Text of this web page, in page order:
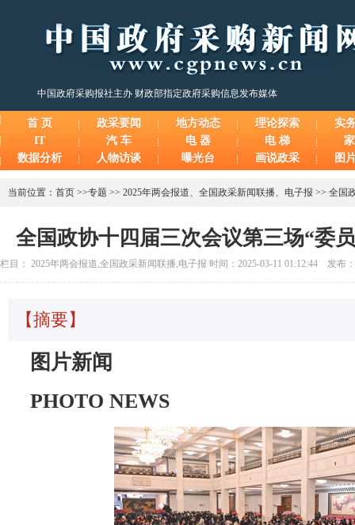
中国政府采购报社主办 财政部指定政府采购信息发布媒体
首 页 政采要闻 地方动态 理论探索
实
IT
汽 车 电 器 电 梯
数据分析
人物访谈 曝光台 画说政采 图
当前位置： 首页 >>专题 >> 2025年两会报道、 全国政采新闻联播、 电子报 >> 全国
全国政协十四届三次会议第三场“委
栏目： 2025年两会报道,全国政采新闻联播,电子报 时间：2025-03-11 01:12:44 发布
【摘要】
图片新闻
PHOTO NEWS